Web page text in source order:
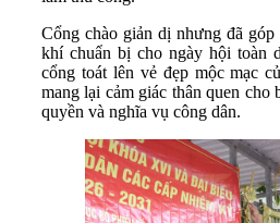
Cổng chào giản dị nhưng đã
khí chuẩn bị cho ngày hội toàn
cổng toát lên vẻ đẹp mộc mạc
mang lại cảm giác thân quen cho
quyền và nghĩa vụ công dân.